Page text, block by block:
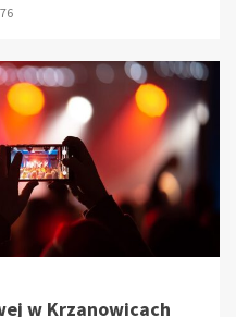
76
w Krzanowicach